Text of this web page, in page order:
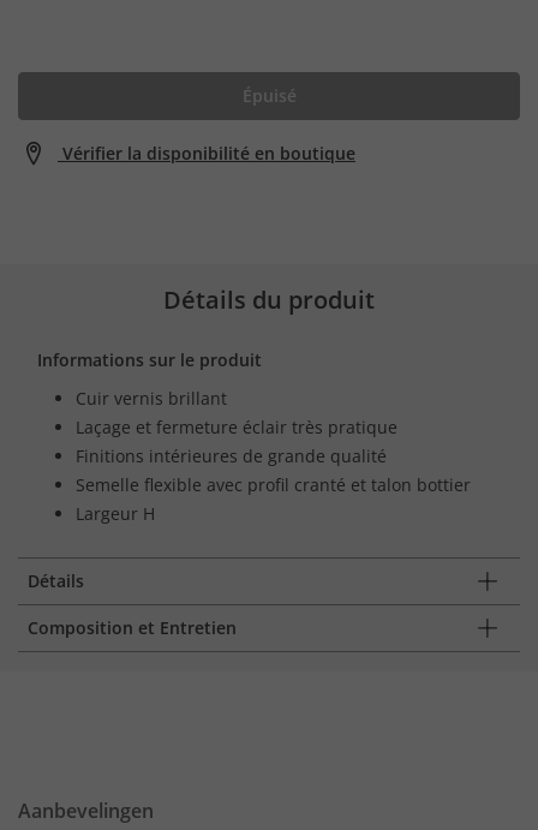
Épuisé
Vérifier la disponibilité en boutique
Détails du produit
Informations sur le produit
Cuir vernis brillant
Laçage et fermeture éclair très pratique
Finitions intérieures de grande qualité
Semelle flexible avec profil cranté et talon bottier
Largeur H
Détails
Composition et Entretien
Aanbevelingen